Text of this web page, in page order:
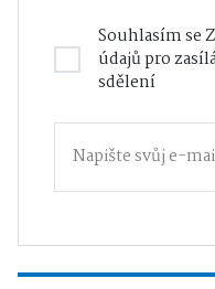
Souhlasím se
údajůpro
sdělení